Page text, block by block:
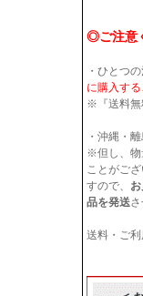
◎ご注意
・ひとつ
に購入する
※『送料無
・沖縄・
※但し、物
ことがご
すので、
品を発送
送料・ご